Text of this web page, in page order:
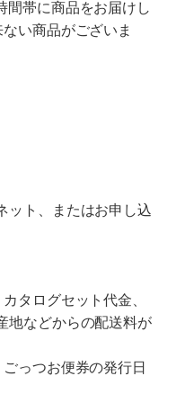
帯に商品をお届けし
い商品がございま
ット、またはお申し込
タログセット代金、
地などからの配送料が
っつお便券の発行日